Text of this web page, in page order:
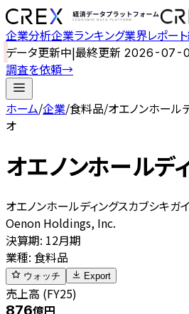
企業分析企業ランキング業界レポート
データ更新中|最終更新 2026-07-
調査を依頼→
ホーム/企業/食料品/オエノンホール
オ
オエノンホールデ
オエノンホールディングスカブシキガ
Oenon Holdings, Inc.
決算期: 12月期
業種: 食料品
ウォッチ Export
売上高 (FY25)
876億円